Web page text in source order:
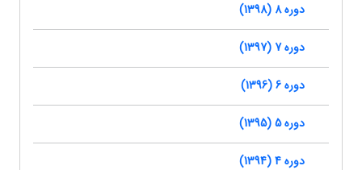
دوره 8 (1398)
دوره 7 (1397)
دوره 6 (1396)
دوره 5 (1395)
دوره 4 (1394)